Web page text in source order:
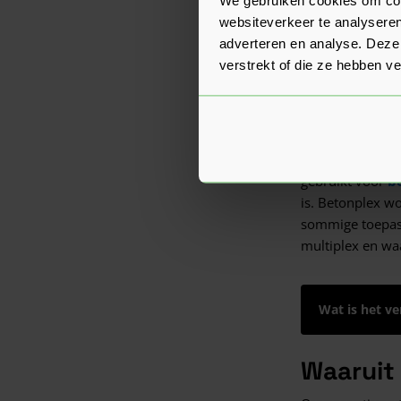
websiteverkeer te
adverteren en analyse.
verstrekt of die ze hebben
✓ Goede
Onze
Wat
Betonplex
gebruikt voor
is. Betonplex
sommige
multiplex en
Wat is het